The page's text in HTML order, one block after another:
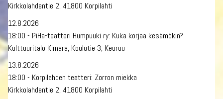
Kirkkolahdentie 2, 41800 Korpilahti
12.8.2026
18:00 - PiHa-teatteri Humpuuki ry: Kuka korjaa kesämökin?
Kulttuuritalo Kimara, Koulutie 3, Keuruu
13.8.2026
18:00 - Korpilahden teatteri: Zorron miekka
Kirkkolahdentie 2, 41800 Korpilahti